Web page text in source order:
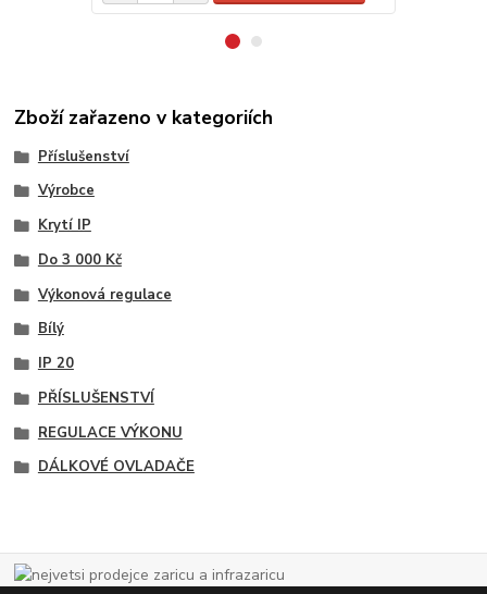
Zboží zařazeno v kategoriích
Příslušenství
Výrobce
Krytí IP
Do 3 000 Kč
Výkonová regulace
Bílý
IP 20
PŘÍSLUŠENSTVÍ
REGULACE VÝKONU
DÁLKOVÉ OVLADAČE